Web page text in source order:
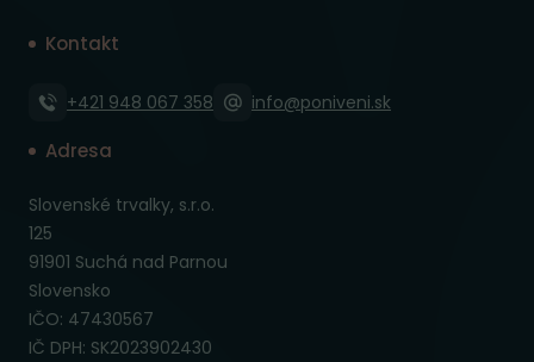
Kontakt
+421 948 067 358 info@poniveni.sk
Adresa
Slovenské trvalky, s.r.o.
125
91901 Suchá nad Parnou
Slovensko
IČO: 47430567
IČ DPH: SK2023902430